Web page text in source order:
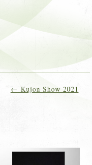
← Kujon Show 2021